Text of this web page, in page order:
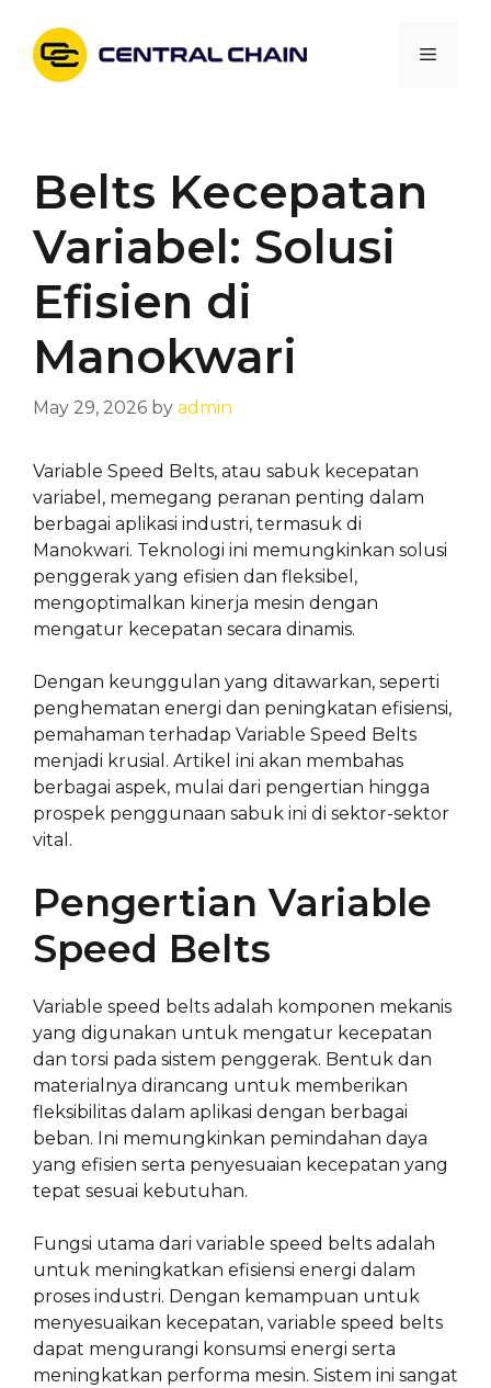
content
Menu
Belts Kecepatan
Variabel: Solusi
Efisien di
Manokwari
May 29, 2026 by admin
Variable Speed Belts, atau sabuk kecepatan
variabel, memegang peranan penting dalam
berbagai aplikasi industri, termasuk di
Manokwari. Teknologi ini memungkinkan solusi
penggerak yang efisien dan fleksibel,
mengoptimalkan kinerja mesin dengan
mengatur kecepatan secara dinamis.
Dengan keunggulan yang ditawarkan, seperti
penghematan energi dan peningkatan efisiensi,
pemahaman terhadap Variable Speed Belts
menjadi krusial. Artikel ini akan membahas
berbagai aspek, mulai dari pengertian hingga
prospek penggunaan sabuk ini di sektor-sektor
vital.
Pengertian Variable
Speed Belts
Variable speed belts adalah komponen mekanis
yang digunakan untuk mengatur kecepatan
dan torsi pada sistem penggerak. Bentuk dan
materialnya dirancang untuk memberikan
fleksibilitas dalam aplikasi dengan berbagai
beban. Ini memungkinkan pemindahan daya
yang efisien serta penyesuaian kecepatan yang
tepat sesuai kebutuhan.
Fungsi utama dari variable speed belts adalah
untuk meningkatkan efisiensi energi dalam
proses industri. Dengan kemampuan untuk
menyesuaikan kecepatan, variable speed belts
dapat mengurangi konsumsi energi serta
meningkatkan performa mesin. Sistem ini sangat